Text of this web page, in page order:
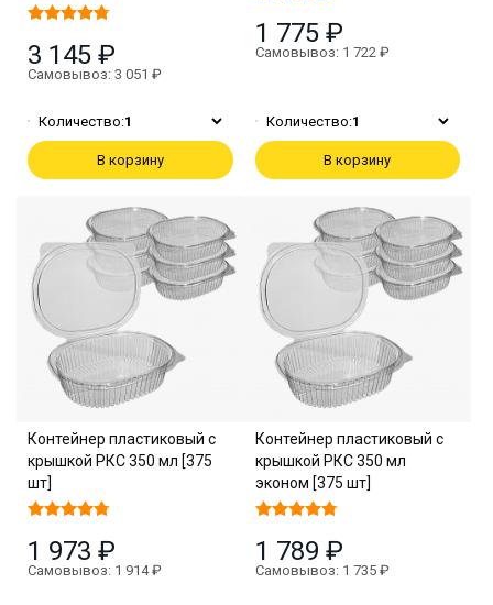
3 145 ₽
Самовывоз: 3 051 ₽
Количество:1
В корзину
1 775 ₽
Самовывоз: 1 722 ₽
Количество:1
В корзину
Контейнер пластиковый с
крышкой РКС 350 мл [375
шт]
1 973 ₽
Самовывоз: 1 914 ₽
Контейнер пластиковый с
крышкой РКС 350 мл
эконом [375 шт]
1 789 ₽
Самовывоз: 1 735 ₽